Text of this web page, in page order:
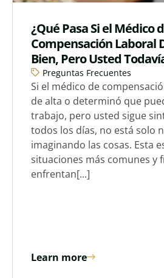
¿Qué Pasa Si el Médico
Compensación Laboral
Bien, Pero Usted
Preguntas Frecuentes
Si el médico de
de alta o determinó que
trabajo, pero usted sigue
todos los días, no está solo
imaginando las cosas. Esta
situaciones más comunes y
enfrentan[...]
Learn more